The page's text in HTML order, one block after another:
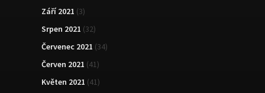
Září 2021 (3)
Srpen 2021 (32)
Červenec 2021 (34)
Červen 2021 (41)
Květen 2021 (41)